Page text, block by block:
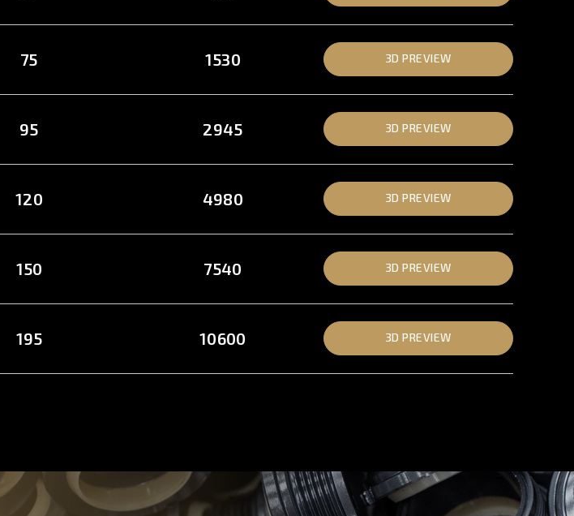
75 1530 3D PREVIEW
95 2945 3D PREVIEW
120 4980 3D PREVIEW
150 7540 3D PREVIEW
195 10600 3D PREVIEW